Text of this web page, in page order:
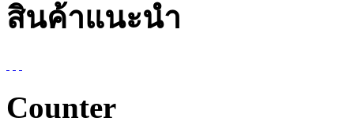
สินค้าแนะนำ
Counter